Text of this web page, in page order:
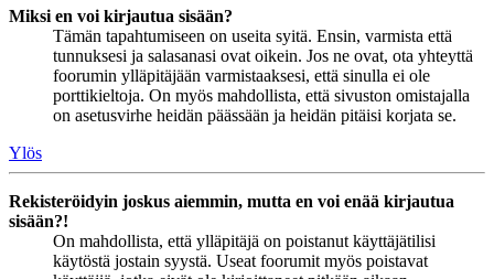
Miksi en voi kirjautua sisään?
Tämän tapahtumiseen on useita syitä. Ensin, varmista että
tunnuksesi ja salasanasi ovat oikein. Jos ne ovat, ota yhteyttä
foorumin ylläpitäjään varmistaaksesi, että sinulla ei ole
porttikieltoja. On myös mahdollista, että sivuston omistajalla
on asetusvirhe heidän päässään ja heidän pitäisi korjata se.
Ylös
Rekisteröidyin joskus aiemmin, mutta en voi enää kirjautua
sisään?!
On mahdollista, että ylläpitäjä on poistanut käyttäjätilisi
käytöstä jostain syystä. Useat foorumit myös poistavat